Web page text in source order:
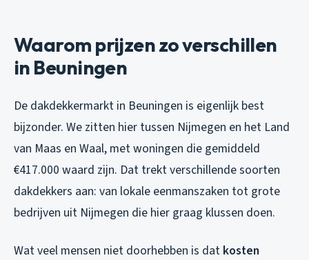
Waarom prijzen zo verschillen
in Beuningen
De dakdekkermarkt in Beuningen is eigenlijk best
bijzonder. We zitten hier tussen Nijmegen en het Land
van Maas en Waal, met woningen die gemiddeld
€417.000 waard zijn. Dat trekt verschillende soorten
dakdekkers aan: van lokale eenmanszaken tot grote
bedrijven uit Nijmegen die hier graag klussen doen.
Wat veel mensen niet doorhebben is dat kosten